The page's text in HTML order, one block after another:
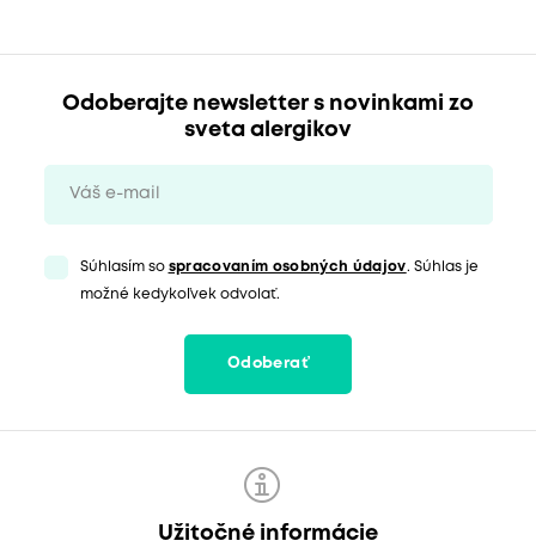
Odoberajte newsletter s novinkami zo
sveta alergikov
Súhlasím so spracovaním osobných údajov. Súhlas je
možné kedykoľvek odvolať.
Odoberať
Užitočné informácie